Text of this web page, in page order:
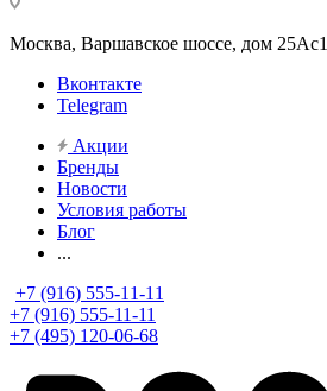
Москва, Варшавское шоссе, дом
Вконтакте
Telegram
Акции
Бренды
Новости
Условия работы
Блог
...
+7 (916) 555-11-11
+7 (916) 555-11-11
+7 (495) 120-06-68